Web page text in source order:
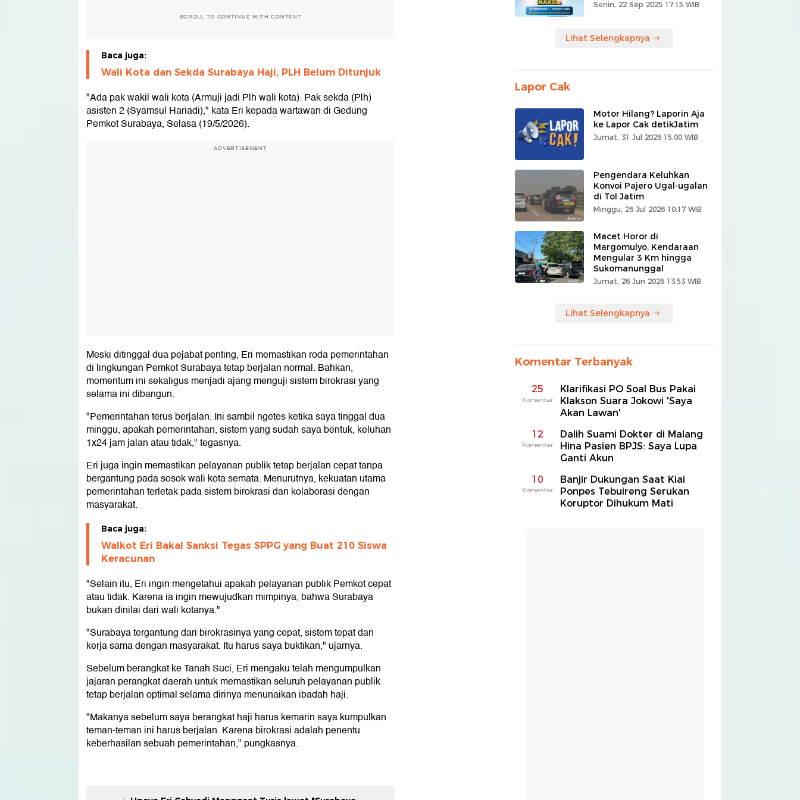
SCROLL TO CONTINUE WITH CONTENT
Baca juga:
Wali Kota dan Sekda Surabaya Haji, PLH Belum Ditunjuk
"Ada pak wakil wali kota (Armuji jadi Plh wali kota). Pak sekda (Plh)
asisten 2 (Syamsul Hariadi)," kata Eri kepada wartawan di Gedung
Pemkot Surabaya, Selasa (19/5/2026).
ADVERTISEMENT
Meski ditinggal dua pejabat penting, Eri memastikan roda pemerintahan
di lingkungan Pemkot Surabaya tetap berjalan normal. Bahkan,
momentum ini sekaligus menjadi ajang menguji sistem birokrasi yang
selama ini dibangun.
"Pemerintahan terus berjalan. Ini sambil ngetes ketika saya tinggal dua
minggu, apakah pemerintahan, sistem yang sudah saya bentuk, keluhan
1x24 jam jalan atau tidak," tegasnya.
Eri juga ingin memastikan pelayanan publik tetap berjalan cepat tanpa
bergantung pada sosok wali kota semata. Menurutnya, kekuatan utama
pemerintahan terletak pada sistem birokrasi dan kolaborasi dengan
masyarakat.
Baca juga:
Walkot Eri Bakal Sanksi Tegas SPPG yang Buat 210 Siswa
Keracunan
"Selain itu, Eri ingin mengetahui apakah pelayanan publik Pemkot cepat
atau tidak. Karena ia ingin mewujudkan mimpinya, bahwa Surabaya
bukan dinilai dari wali kotanya."
"Surabaya tergantung dari birokrasinya yang cepat, sistem tepat dan
kerja sama dengan masyarakat. Itu harus saya buktikan," ujarnya.
Sebelum berangkat ke Tanah Suci, Eri mengaku telah mengumpulkan
jajaran perangkat daerah untuk memastikan seluruh pelayanan publik
tetap berjalan optimal selama dirinya menunaikan ibadah haji.
"Makanya sebelum saya berangkat haji harus kemarin saya kumpulkan
teman-teman ini harus berjalan. Karena birokrasi adalah penentu
keberhasilan sebuah pemerintahan," pungkasnya.
Senin, 22 Sep 2025 17:15 WIB
Lihat Selengkapnya
Lapor Cak
Motor Hilang? Laporin Aja
ke Lapor Cak detikJatim
Jumat, 31 Jul 2026 15:00 WIB
Pengendara Keluhkan
Konvoi Pajero Ugal-ugalan
di Tol Jatim
Minggu, 26 Jul 2026 10:17 WIB
Macet Horor di
Margomulyo, Kendaraan
Mengular 3 Km hingga
Sukomanunggal
Jumat, 26 Jun 2026 13:53 WIB
Lihat Selengkapnya
Komentar Terbanyak
25
Komentar
Klarifikasi PO Soal Bus Pakai
Klakson Suara Jokowi 'Saya
Akan Lawan'
12
Komentar
Dalih Suami Dokter di Malang
Hina Pasien BPJS: Saya Lupa
Ganti Akun
10
Komentar
Banjir Dukungan Saat Kiai
Ponpes Tebuireng Serukan
Koruptor Dihukum Mati